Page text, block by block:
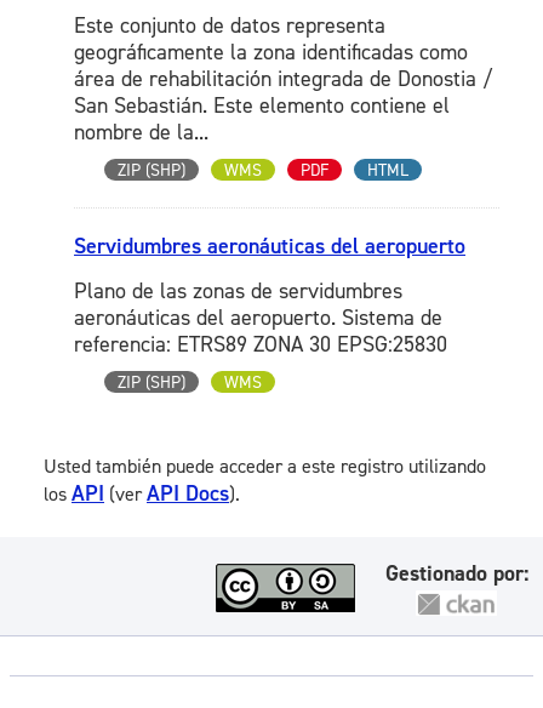
Este conjunto de datos representa
geográficamente la zona identificadas como
área de rehabilitación integrada de Donostia /
San Sebastián. Este elemento contiene el
nombre de la...
ZIP (SHP) WMS PDF HTML
Servidumbres aeronáuticas del aeropuerto
Plano de las zonas de servidumbres
aeronáuticas del aeropuerto. Sistema de
referencia: ETRS89 ZONA 30 EPSG:25830
ZIP (SHP) WMS
Usted también puede acceder a este registro utilizando
los API (verAPI Docs).
Gestionado por: